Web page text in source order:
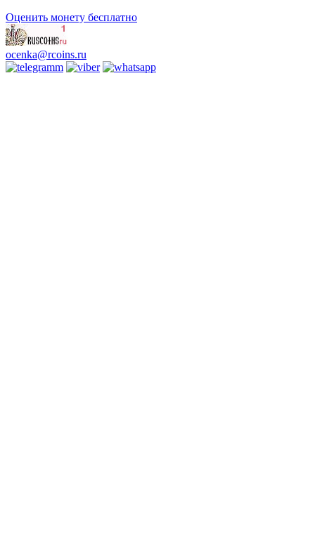
Оценить монету бесплатно
ocenka@rcoins.ru